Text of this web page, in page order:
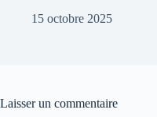
15 octobre 2025
Laisser un commentaire